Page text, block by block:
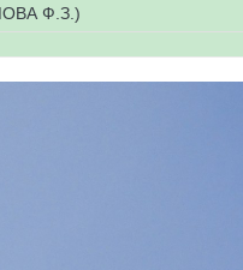
«Аврора»
Ф.З.)